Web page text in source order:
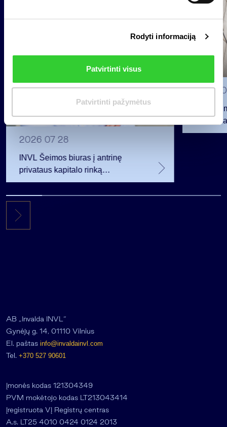
s
Rodyti informaciją
Patvirtinti visus
Patvirtinti pažymėtus
2026 07 28
INVL Šeimos biuras į antrinę
privataus kapitalo rinką
investuojantį fondą pritraukė 17,4
mln. JAV dolerių
2026
INVL“
AB „Invalda INVL“
Gynėjų g. 14, 01110 Vilnius
El. paštas info@invaldainvl.com
Tel. +370 527 90601
Įmonės kodas 121304349
PVM mokėtojo kodas LT213043414
Įregistruota VĮ Registrų centras
A.s. LT25 4010 0424 0124 2013